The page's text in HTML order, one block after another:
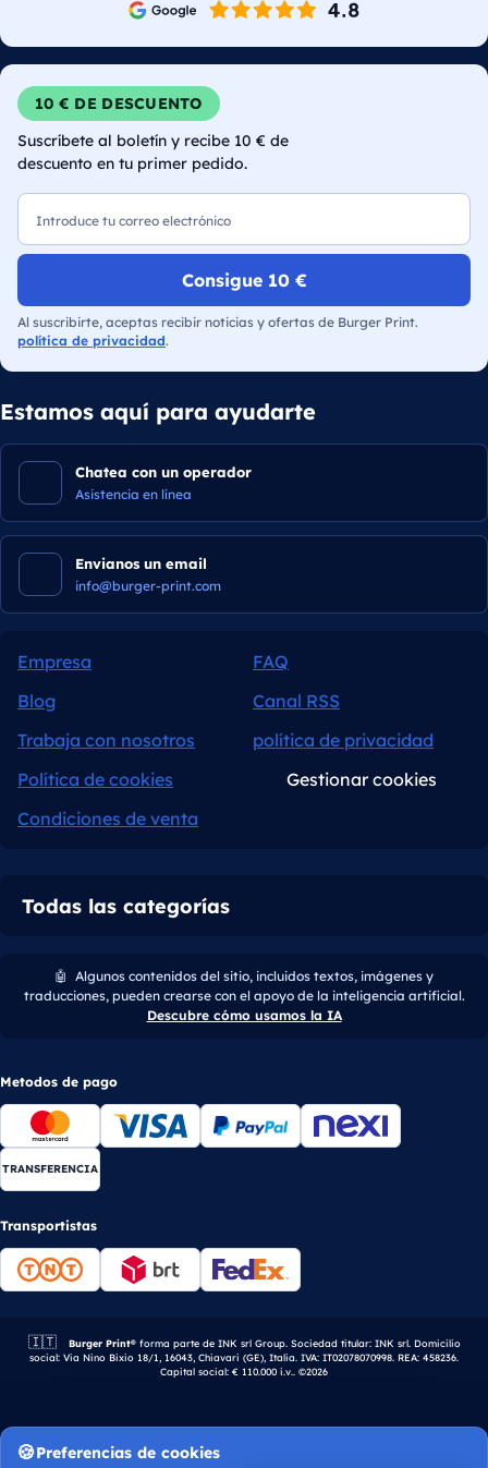
10 € DE DESCUENTO
Suscríbete al boletín y recibe 10 € de
descuento en tu primer pedido.
Consigue 10 €
Al suscribirte, aceptas recibir noticias y ofertas de Burger Print.
política de privacidad.
Estamos aquí para ayudarte
Chatea con un operador
Asistencia en línea
Envianos un email
info@burger-print.com
Empresa
FAQ
Blog
Canal RSS
Trabaja con nosotros
política de privacidad
Política de cookies
Gestionar cookies
Condiciones de venta
Todas las categorías
🤖 Algunos contenidos del sitio, incluidos textos, imágenes y
traducciones, pueden crearse con el apoyo de la inteligencia artificial.
Descubre cómo usamos la IA
Metodos de pago
TRANSFERENCIA
Transportistas
🇮🇹 Empresa italiana.
Burger Print®forma parte de INK srl Group. Sociedad titular: INK srl. Domicilio
social: Via Nino Bixio 18/1, 16043, Chiavari (GE), Italia. IVA: IT02078070998. REA: 458236.
Capital social: € 110.000 i.v.. ©2026
Preferencias de cookies